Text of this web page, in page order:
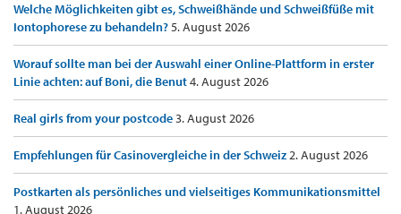
Welche Möglichkeiten gibt es, Schweißhände und Schweißfüße mit
Iontophorese zu behandeln?5. August 2026
Worauf sollte man bei der Auswahl einer Online-Plattform in erster
Linie achten: auf Boni, die Benut4. August 2026
Real girls from your postcode3. August 2026
Empfehlungen für Casinovergleiche in der Schweiz2. August 2026
Postkarten als persönliches und vielseitiges Kommunikationsmittel
1. August 2026